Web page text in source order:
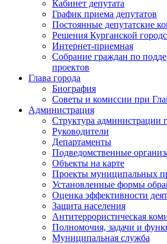
Кабинет депутата
График приема депутатов
Постоянные депутатские
Решения Курганской
Интернет-приемная
Собрание граждан по
проектов
Глава города
Биография
Советы и комиссии при
Администрация
Структура администрации
Руководители
Департаменты
Подведомственные
Объекты на карте
Проекты муниципальных
Установленные формы
Оценка эффективности
Защита населения
Антитеррористическая
Полномочия, задачи и
Муниципальная служба